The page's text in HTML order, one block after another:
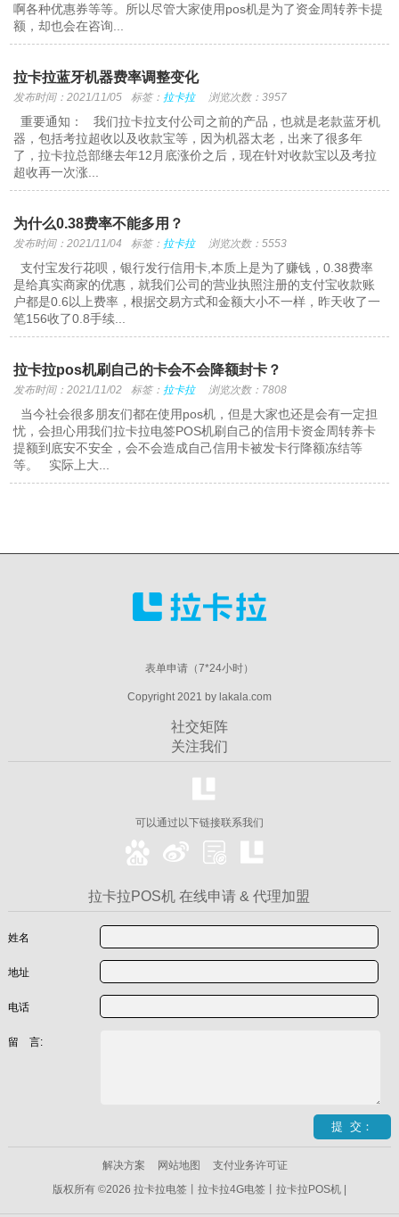
啊各种优惠券等等。所以尽管大家使用pos机是为了资金周转养卡提
额，却也会在咨询...
拉卡拉蓝牙机器费率调整变化
发布时间：2021/11/05 标签： 拉卡拉 浏览次数：3957
重要通知： 我们拉卡拉支付公司之前的产品，也就是老款蓝牙机
器，包括考拉超收以及收款宝等，因为机器太老，出来了很多年
了，拉卡拉总部继去年12月底涨价之后，现在针对收款宝以及考拉
超收再一次涨...
为什么0.38费率不能多用？
发布时间：2021/11/04 标签： 拉卡拉 浏览次数：5553
支付宝发行花呗，银行发行信用卡,本质上是为了赚钱，0.38费率
是给真实商家的优惠，就我们公司的营业执照注册的支付宝收款账
户都是0.6以上费率，根据交易方式和金额大小不一样，昨天收了一
笔156收了0.8手续...
拉卡拉pos机刷自己的卡会不会降额封卡？
发布时间：2021/11/02 标签： 拉卡拉 浏览次数：7808
当今社会很多朋友们都在使用pos机，但是大家也还是会有一定担
忧，会担心用我们拉卡拉电签POS机刷自己的信用卡资金周转养卡
提额到底安不安全，会不会造成自己信用卡被发卡行降额冻结等
等。 实际上大...
表单申请（7*24小时）
Copyright 2021 by lakala.com
社交矩阵
关注我们
可以通过以下链接联系我们
拉卡拉POS机 在线申请 & 代理加盟
姓名
地址
电话
留 言:
解决方案 网站地图
支付业务许可证
版权所有 ©2026 拉卡拉电签丨拉卡拉4G电签丨拉卡拉POS机 |